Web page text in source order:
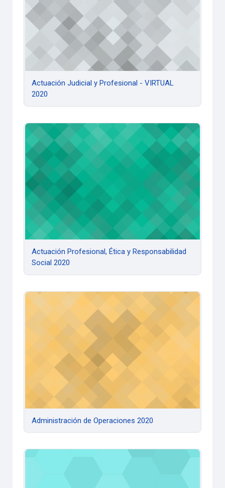
Actuación Judicial y Profesional - VIRTUAL
2020
Actuación Profesional, Ética y Responsabilidad Social 2020
Actuación Profesional, Ética y Responsabilidad
Social 2020
Administración de Operaciones 2020
Administración de Operaciones 2020
Administración Financiera 2020